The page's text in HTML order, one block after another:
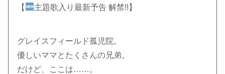
【 主題歌入り最新予告 解禁!!】
グレイスフィールド孤児院。
優しいママとたくさんの兄弟。
だけど、ここは……。